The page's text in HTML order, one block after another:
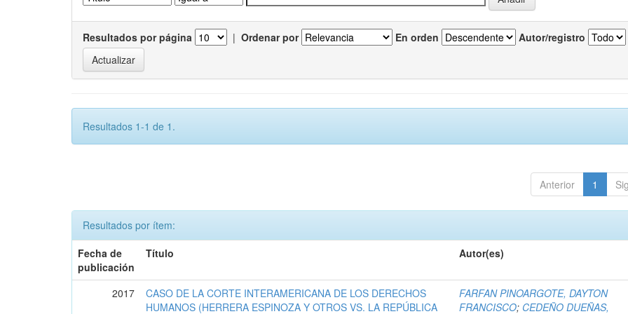
Resultados por página | Ordenar por En orden Autor/registro
Resultados 1-1 de 1.
Anterior 1
Resultados por ítem:
Fecha de
publicación
Título Autor(es)
2017
CASO DE LA CORTE INTERAMERICANA DE LOS DERECHOS
HUMANOS (HERRERA ESPINOZA Y OTROS VS. LA REPÚBLICA
FARFAN PINOARGOTE, DAYTON
FRANCISCO; CEDEÑO DUEÑAS,